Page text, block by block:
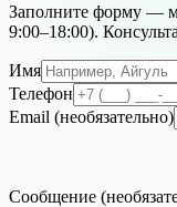
Заполните форму —
9:00–18:00).
Имя
Телефон
Email (необязательно)
Сообщение